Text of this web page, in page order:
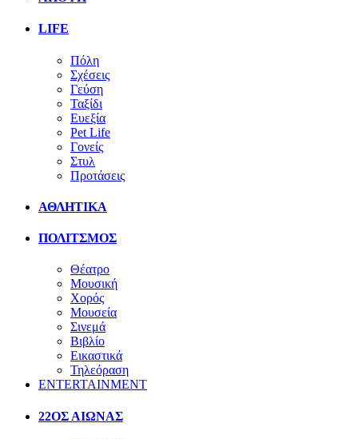
LIFE
Πόλη
Σχέσεις
Γεύση
Ταξίδι
Ευεξία
Pet Life
Γονείς
Στυλ
Προτάσεις
ΑΘΛΗΤΙΚΑ
ΠΟΛΙΤΣΜΟΣ
Θέατρο
Μουσική
Χορός
Μουσεία
Σινεμά
Βιβλίο
Εικαστικά
Τηλεόραση
ENTERTAINMENT
22ΟΣ ΑΙΩΝΑΣ